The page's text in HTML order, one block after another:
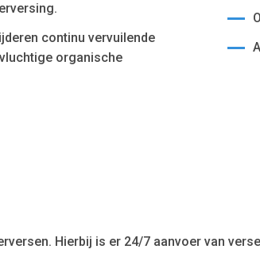
continu vervuilende
organische
Hierbij is er 24/7 aanvoer van